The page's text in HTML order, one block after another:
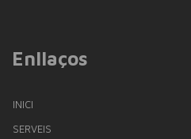
Enllaços
INICI
SERVEIS